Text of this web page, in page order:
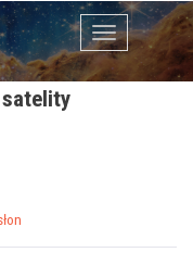
Menu